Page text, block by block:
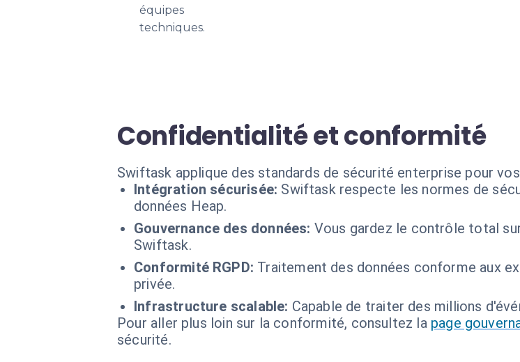
équipes
techniques.
Confidentialité et conformité
Swiftask applique des standards de sécurité enterprise pour
Intégration sécurisée: Swiftask respecte les normes de
données Heap.
Gouvernance des données: Vous gardez le contrôle total
Swiftask.
Conformité RGPD: Traitement des données conforme aux
privée.
Infrastructure scalable: Capable de traiter des millions
Pour aller plus loin sur la conformité, consultez la page
sécurité.